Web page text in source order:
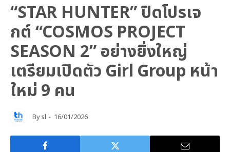
“STAR HUNTER” ปิดโปรเจ
กต์ “COSMOS PROJECT
SEASON 2” อย่างยิ่งใหญ่
เตรียมเปิดตัว Girl Group หน้า
ใหม่ 9 คน
Bysl 16/01/2026